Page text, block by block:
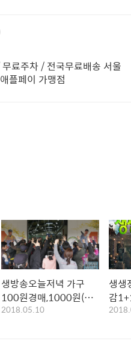
주차 / 전국무료배송 서울
플페이 가맹점
생방송오늘저녁 가구
100원경매,1000원(천
원) 자전거 이벤트
2018.05.10
생생
감